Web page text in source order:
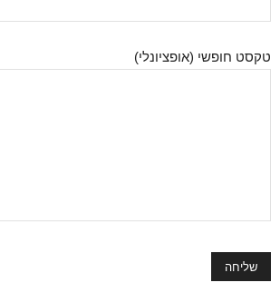
טקסט חופשי (אופציונלי)